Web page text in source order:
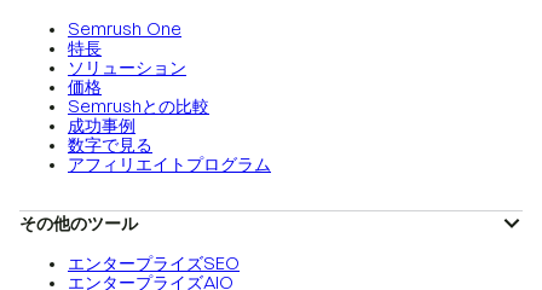
Semrush One
特長
ソリューション
価格
Semrushとの比較
成功事例
数字で見る
アフィリエイトプログラム
その他のツール
エンタープライズSEO
エンタープライズAIO